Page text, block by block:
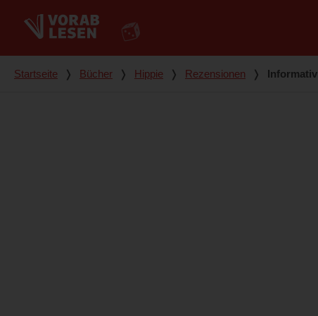
Du bist hier
Startseite ❭ Bücher ❭ Hippie ❭ Rezensionen ❭ Informativ